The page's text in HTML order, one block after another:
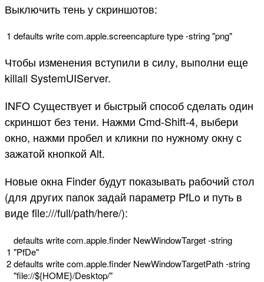
Выключить тень у скриншотов:
1 defaults writecom.apple.screencapturetype-string"png"
Чтобы изменения вступили в силу, выполни еще
killall SystemUIServer.
INFO Существует и быстрый способ сделать один
скриншот без тени. Нажми Cmd-Shift-4, выбери
окно, нажми пробел и кликни по нужному окну с
зажатой кнопкой Alt.
Новые окна Finder будут показывать рабочий стол
(для других папок задай параметр PfLo и путь в
виде file:///full/path/here/):
1
2
defaults writecom.apple.finder NewWindowTarget-string
"PfDe"
defaults writecom.apple.finder NewWindowTargetPath-string
"file://${HOME}/Desktop/"